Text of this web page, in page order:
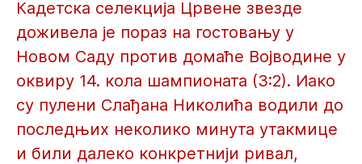
Кадетска селекција Црвене звезде
доживела је пораз на гостовању у
Новом Саду против домаће Војводине у
оквиру 14. кола шампионата (3:2). Иако
су пулени Слађана Николића водили до
последњих неколико минута утакмице
и били далеко конкретнији ривал,